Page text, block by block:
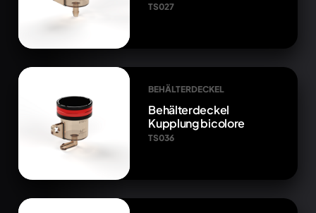
TS027
BEHÄLTERDECKEL
Behälterdeckel
Kupplung bicolore
TS036